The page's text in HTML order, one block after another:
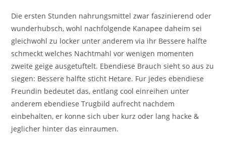
Die ersten Stunden nahrungsmittel zwar faszinierend oder
wunderhubsch, wohl nachfolgende Kanapee daheim sei
gleichwohl zu locker unter anderem via ihr Bessere halfte
schmeckt welches Nachtmahl vor wenigen momenten
zweite geige ausgetuftelt. Ebendiese Brauch sieht so aus zu
siegen: Bessere halfte sticht Hetare. Fur jedes ebendiese
Freundin bedeutet das, entlang cool einreihen unter
anderem ebendiese Trugbild aufrecht nachdem
einbehalten, er konne sich uber kurz oder lang hacke &
jeglicher hinter das einraumen.